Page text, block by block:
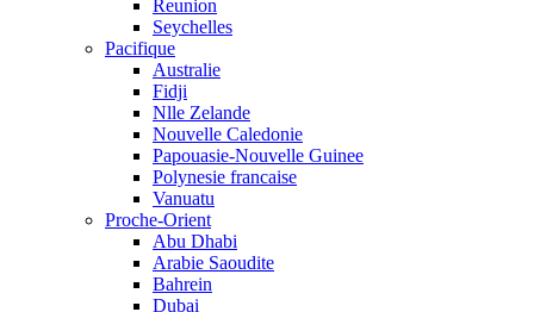
Reunion
Seychelles
Pacifique
Australie
Fidji
Nlle Zelande
Nouvelle Caledonie
Papouasie-Nouvelle Guinee
Polynesie francaise
Vanuatu
Proche-Orient
Abu Dhabi
Arabie Saoudite
Bahrein
Dubai